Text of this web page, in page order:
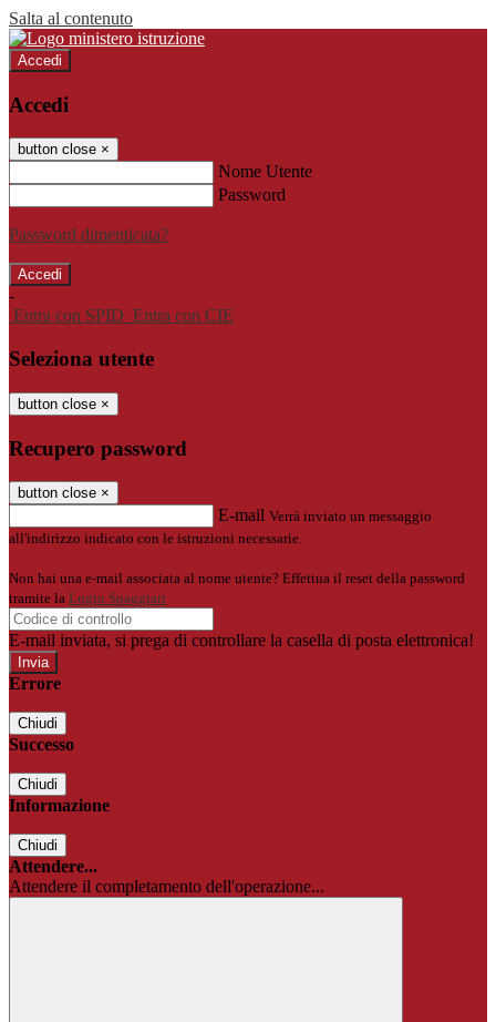
Salta al contenuto
Accedi
Accedi
button close ×
Nome Utente
Password
Password dimenticata?
-
Entra con SPID Entra con CIE
Seleziona utente
button close ×
Recupero password
button close ×
E-mail Verrà inviato un messaggio
all'indirizzo indicato con le istruzioni necessarie.
Non hai una e-mail associata al nome utente? Effettua il reset della password
tramite la Login Spaggiari
E-mail inviata, si prega di controllare la casella di posta elettronica!
Errore
Chiudi
Successo
Chiudi
Informazione
Chiudi
Attendere...
Attendere il completamento dell'operazione...